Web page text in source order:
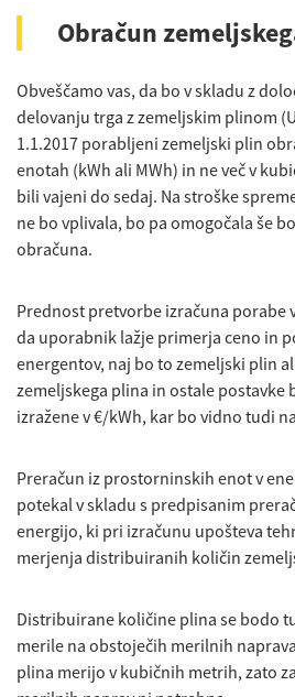
Obračun
Obveščamo vas, da bo v skladu z
delovanju trga z zemeljskim plinom
1.1.2017 porabljeni zemeljski plin
enotah (kWh ali MWh) in ne več v
bili vajeni do sedaj. Na stroške
ne bo vplivala, bo pa omogočala še
obračuna.
Prednost pretvorbe izračuna porabe
da uporabnik lažje primerja ceno in
energentov, naj bo to zemeljski plin
zemeljskega plina in ostale postavke
izražene v €/kWh, kar bo vidno tudi
Preračun iz prostorninskih enot v
potekal v skladu s predpisanim
energijo, ki pri izračunu upošteva
merjenja distribuiranih količin
Distribuirane količine plina se bodo
merile na obstoječih merilnih
plina merijo v kubičnih metrih, zato